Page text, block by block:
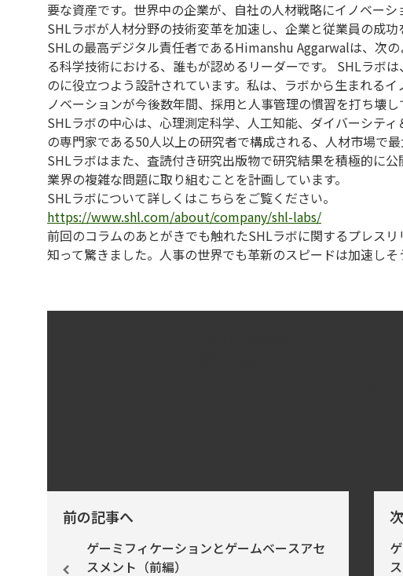
要な資産です。世界中の企業が、自社の人材戦略にイノベーシ
SHLラボが人材分野の技術変革を加速し、企業と従業員の成功
SHLの最高デジタル責任者であるHimanshu Aggarwalは、次
る科学技術における、誰もが認めるリーダーです。 SHLラボ
のに役立つよう設計されています。私は、ラボから生まれる
ノベーションが今後数年間、採用と人事管理の慣習を打ち壊し
SHLラボの中心は、心理測定科学、人工知能、ダイバーシテ
の専門家である50人以上の研究者で構成される、人材市場で最
SHLラボはまた、査読付き研究出版物で研究結果を積極的に
業界の複雑な問題に取り組むことを計画しています。
SHLラボについて詳しくはこちらをご覧ください。
https://www.shl.com/about/company/shl-labs/
前回のコラムのあとがきでも触れたSHLラボに関するプレス
知って驚きました。人事の世界でも革新のスピードは加速しそ
前の記事へ
ゲーミフィケーションとゲームベースアセ
スメント（前編）